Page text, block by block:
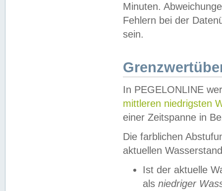
Minuten.
Fehlern bei der
sein.
In PEGELONLINE
mittleren niedrigsten
einer Zeitspanne in
Die farblichen
aktuellen
Ist der aktuelle
als niedriger